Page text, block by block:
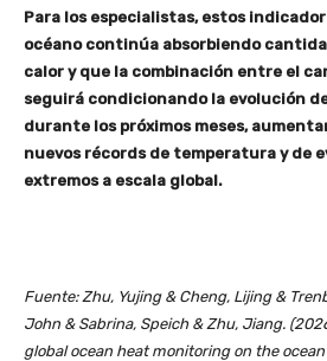
Para los especialistas, estos
océano continúa absorbiendo
calor y que la combinación entre el
seguirá condicionando la evolución
durante los próximos meses,
nuevos récords de temperatura y de
extremos a escala global.
Fuente: Zhu, Yujing & Cheng, Lijing &
John & Sabrina, Speich & Zhu, Jiang.
global ocean heat monitoring on the